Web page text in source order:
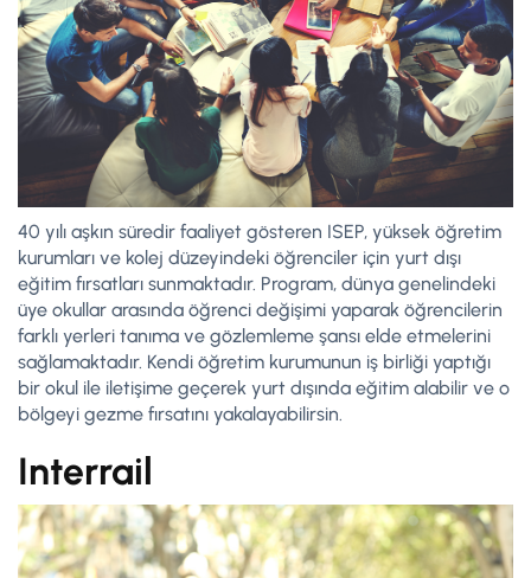
40 yılı aşkın süredir faaliyet gösteren ISEP, yüksek öğretim
kurumları ve kolej düzeyindeki öğrenciler için yurt dışı
eğitim fırsatları sunmaktadır. Program, dünya genelindeki
üye okullar arasında öğrenci değişimi yaparak öğrencilerin
farklı yerleri tanıma ve gözlemleme şansı elde etmelerini
sağlamaktadır. Kendi öğretim kurumunun iş birliği yaptığı
bir okul ile iletişime geçerek yurt dışında eğitim alabilir ve o
bölgeyi gezme fırsatını yakalayabilirsin.
Interrail